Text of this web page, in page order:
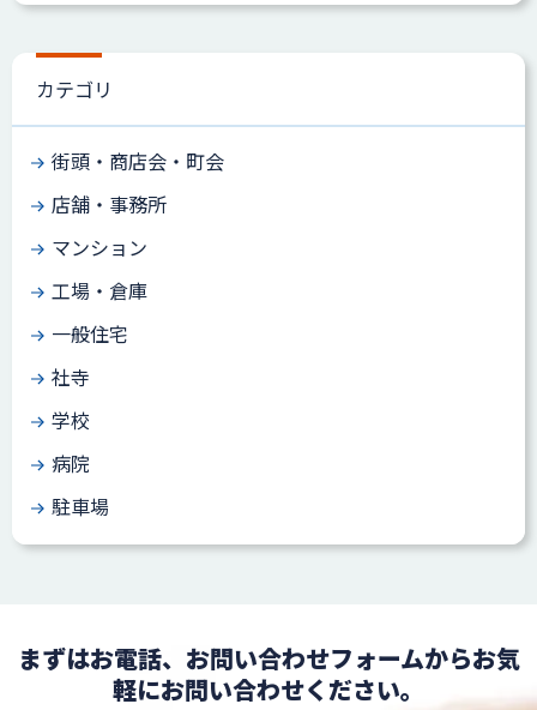
カテゴリ
街頭・商店会・町会
店舗・事務所
マンション
工場・倉庫
一般住宅
社寺
学校
病院
駐車場
まずはお電話、お問い合わせフォームからお気
軽にお問い合わせください。